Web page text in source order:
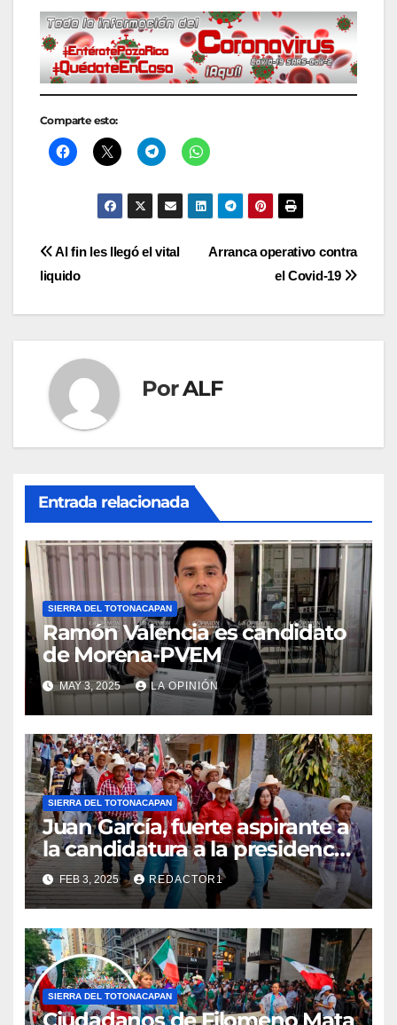
Comparte esto:
Navegación
de
Arranca operativo contra
el Covid-19
Al fin les llegó el vital
liquido
PorALF
Entrada relacionada
SIERRA DEL TOTONACAPAN
Ramón Valencia es candidato
de Morena-PVEM
MAY 3, 2025 LA OPINIÓN
SIERRA DEL TOTONACAPAN
Juan García, fuerte aspirante a
la candidatura a la presidencia
municipal de Filomeno Mata
por el PRI
FEB 3, 2025 REDACTOR1
SIERRA DEL TOTONACAPAN